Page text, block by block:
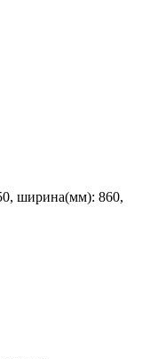
ширина(мм): 860,